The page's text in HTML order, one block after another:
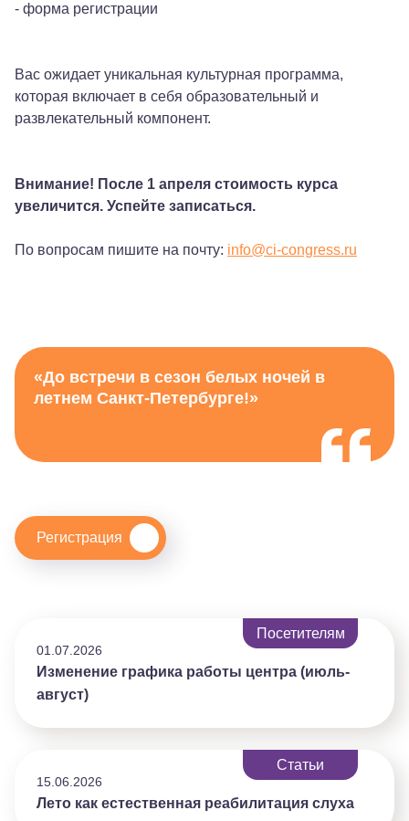
- форма регистрации
Вас ожидает уникальная культурная программа,
которая включает в себя образовательный и
развлекательный компонент.
Внимание! После 1 апреля стоимость курса
увеличится. Успейте записаться.
По вопросам пишите на почту: info@ci-congress.ru
«До встречи в сезон белых ночей в
летнем Санкт-Петербурге!»
Регистрация
Посетителям
01.07.2026
Изменение графика работы центра (июль-
август)
Статьи
15.06.2026
Лето как естественная реабилитация слуха